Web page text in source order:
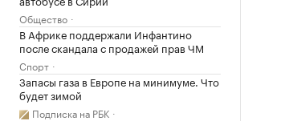
Общество
В Африке поддержали Инфантино
после скандала с продажей прав ЧМ
Спорт
Запасы газа в Европе на минимуме. Что
будет зимой
Подписка на РБК